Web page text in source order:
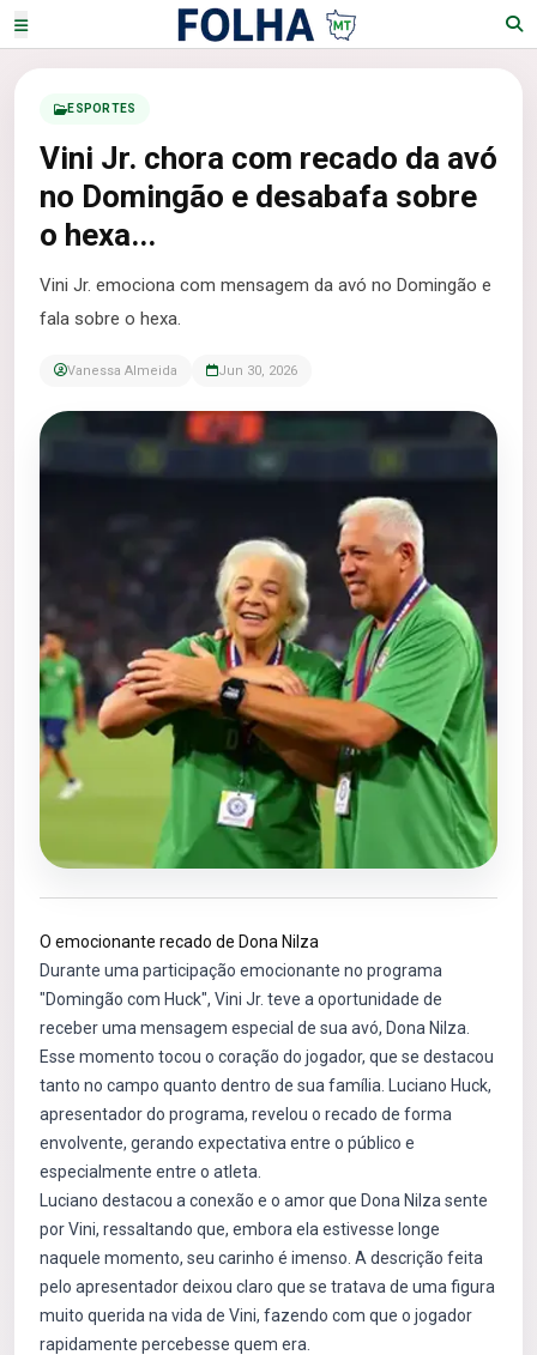
ESPORTES
Vini Jr. chora com recado da avó
no Domingão e desabafa sobre
o hexa...
Vini Jr. emociona com mensagem da avó no Domingão e
fala sobre o hexa.
Vanessa Almeida Jun 30, 2026
O emocionante recado de Dona Nilza
Durante uma participação emocionante no programa
"Domingão com Huck", Vini Jr. teve a oportunidade de
receber uma mensagem especial de sua avó, Dona Nilza.
Esse momento tocou o coração do jogador, que se destacou
tanto no campo quanto dentro de sua família. Luciano Huck,
apresentador do programa, revelou o recado de forma
envolvente, gerando expectativa entre o público e
especialmente entre o atleta.
Luciano destacou a conexão e o amor que Dona Nilza sente
por Vini, ressaltando que, embora ela estivesse longe
naquele momento, seu carinho é imenso. A descrição feita
pelo apresentador deixou claro que se tratava de uma figura
muito querida na vida de Vini, fazendo com que o jogador
rapidamente percebesse quem era.